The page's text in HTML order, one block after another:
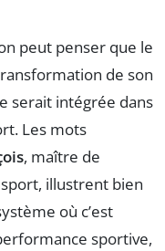
peut penser que le
de son
serait intégrée dans
Les mots
, maître de
illustrent bien
où c’est
sportive,